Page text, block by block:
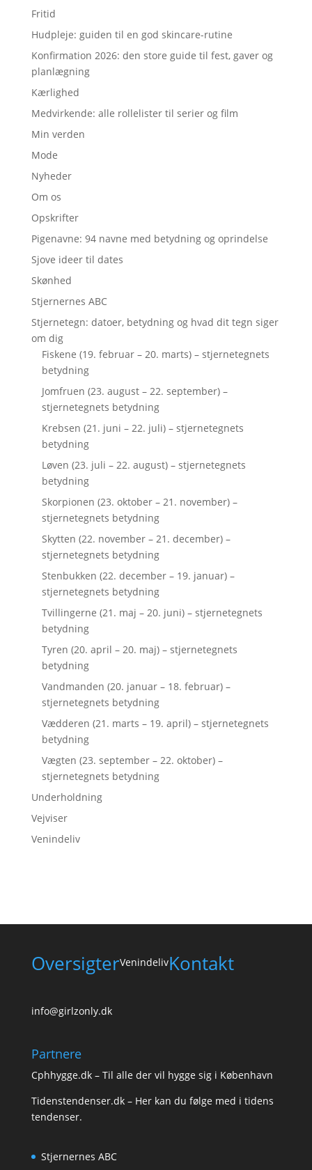
Fritid
Hudpleje: guiden til en god skincare-rutine
Konfirmation 2026: den store guide til fest, gaver og
planlægning
Kærlighed
Medvirkende: alle rollelister til serier og film
Min verden
Mode
Nyheder
Om os
Opskrifter
Pigenavne: 94 navne med betydning og oprindelse
Sjove ideer til dates
Skønhed
Stjernernes ABC
Stjernetegn: datoer, betydning og hvad dit tegn siger
om dig
Fiskene (19. februar – 20. marts) – stjernetegnets
betydning
Jomfruen (23. august – 22. september) –
stjernetegnets betydning
Krebsen (21. juni – 22. juli) – stjernetegnets
betydning
Løven (23. juli – 22. august) – stjernetegnets
betydning
Skorpionen (23. oktober – 21. november) –
stjernetegnets betydning
Skytten (22. november – 21. december) –
stjernetegnets betydning
Stenbukken (22. december – 19. januar) –
stjernetegnets betydning
Tvillingerne (21. maj – 20. juni) – stjernetegnets
betydning
Tyren (20. april – 20. maj) – stjernetegnets
betydning
Vandmanden (20. januar – 18. februar) –
stjernetegnets betydning
Vædderen (21. marts – 19. april) – stjernetegnets
betydning
Vægten (23. september – 22. oktober) –
stjernetegnets betydning
Underholdning
Vejviser
Venindeliv
OversigterVenindelivKontakt
info@girlzonly.dk
Partnere
Cphhygge.dk– Til alle der vil hygge sig i København
Tidenstendenser.dk– Her kan du følge med i tidens
tendenser.
Stjernernes ABC